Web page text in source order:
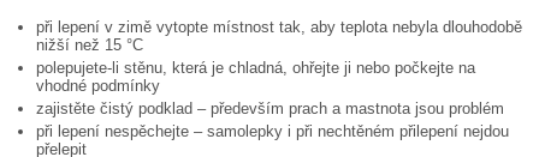
při lepení v zimě vytopte místnost tak, aby teplota nebyla dlouhodobě
nižší než 15 °C
polepujete-li stěnu, která je chladná, ohřejte ji nebo počkejte na
vhodné podmínky
zajistěte čistý podklad – především prach a mastnota jsou problém
při lepení nespěchejte – samolepky i při nechtěném přilepení nejdou
přelepit